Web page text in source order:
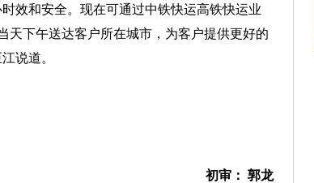
和安全。现在可通过中铁快运高铁快运业
天下午送达客户所在城市，为客户提供更好的
说道。
初审： 郭龙